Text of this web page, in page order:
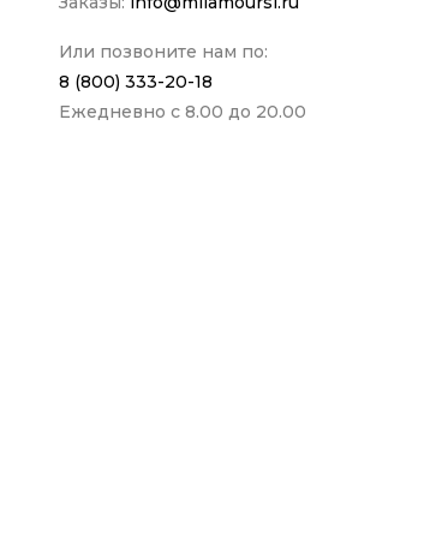
Или позвоните нам по:
8 (800) 333-20-18
Ежедневно с 8.00 до 20.00